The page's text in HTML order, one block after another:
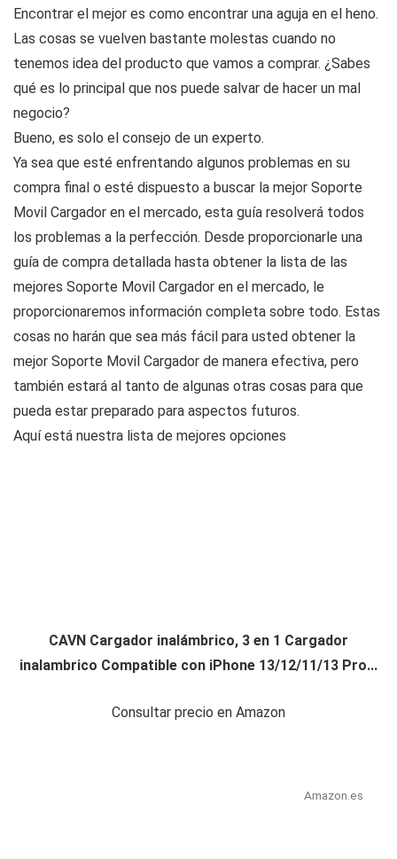
Encontrar el mejor es como encontrar una aguja en el heno.
Las cosas se vuelven bastante molestas cuando no
tenemos idea del producto que vamos a comprar. ¿Sabes
qué es lo principal que nos puede salvar de hacer un mal
negocio?
Bueno, es solo el consejo de un experto.
Ya sea que esté enfrentando algunos problemas en su
compra final o esté dispuesto a buscar la mejor Soporte
Movil Cargador en el mercado, esta guía resolverá todos
los problemas a la perfección. Desde proporcionarle una
guía de compra detallada hasta obtener la lista de las
mejores Soporte Movil Cargador en el mercado, le
proporcionaremos información completa sobre todo. Estas
cosas no harán que sea más fácil para usted obtener la
mejor Soporte Movil Cargador de manera efectiva, pero
también estará al tanto de algunas otras cosas para que
pueda estar preparado para aspectos futuros.
Aquí está nuestra lista de mejores opciones
CAVN Cargador inalámbrico, 3 en 1 Cargador
inalambrico Compatible con iPhone 13/12/11/13 Pro...
Consultar precio en Amazon
Amazon.es